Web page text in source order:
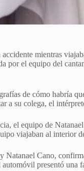
mientras
por el equipo del
de cómo habría
a su colega, el
el equipo de
viajaban al interior
Natanael Cano,
presentó una